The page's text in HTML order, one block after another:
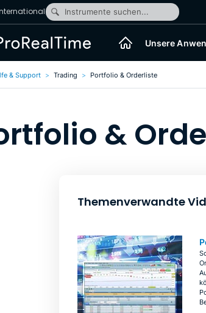
Instrumente suchen...
Unsere
& Support Trading Portfolio & Orderliste
&
Themenverwandte